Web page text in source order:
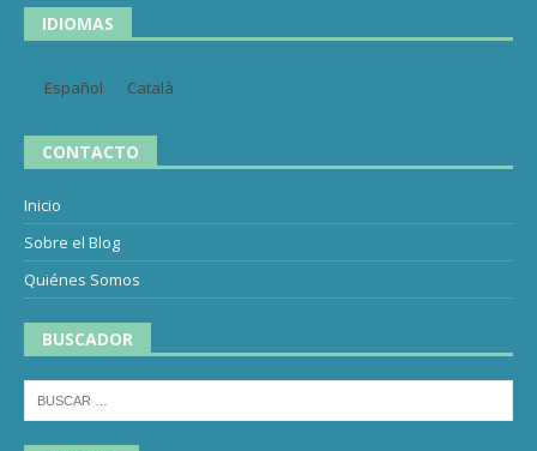
IDIOMAS
Español Català
CONTACTO
Inicio
Sobre el Blog
Quiénes Somos
BUSCADOR